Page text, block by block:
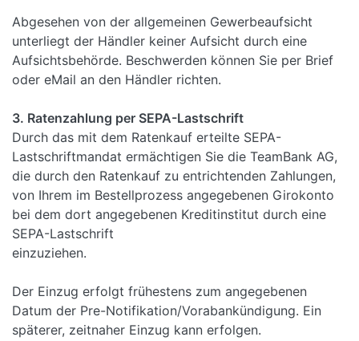
Abgesehen von der allgemeinen Gewerbeaufsicht
unterliegt der Händler keiner Aufsicht durch eine
Aufsichtsbehörde. Beschwerden können Sie per Brief
oder eMail an den Händler richten.
3. Ratenzahlung per SEPA-Lastschrift
Durch das mit dem Ratenkauf erteilte SEPA-
Lastschriftmandat ermächtigen Sie die TeamBank AG,
die durch den Ratenkauf zu entrichtenden Zahlungen,
von Ihrem im Bestellprozess angegebenen Girokonto
bei dem dort angegebenen Kreditinstitut durch eine
SEPA-Lastschrift
einzuziehen.
Der Einzug erfolgt frühestens zum angegebenen
Datum der Pre-Notifikation/Vorabankündigung. Ein
späterer, zeitnaher Einzug kann erfolgen.